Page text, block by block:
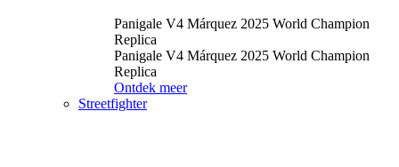
Panigale V4 Márquez 2025 World Champion
Replica
Panigale V4 Márquez 2025 World Champion
Replica
Ontdek meer
Streetfighter